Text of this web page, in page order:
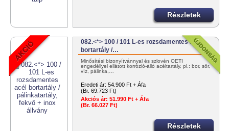
Részletek
082.<*> 100 / 101 L-es rozsdamentes acél
bortartály /…
Minősítési bizonyítvánnyal és szlovén OÉTI
engedéllyel ellátott korrózió-álló acéltartály, pl.: bor, sör,
víz, pálinka,…
Eredeti ár: 54.900 Ft + Áfa
(Br. 69.723 Ft)
Akciós ár: 51.990 Ft + Áfa
(Br. 66.027 Ft)
Részletek